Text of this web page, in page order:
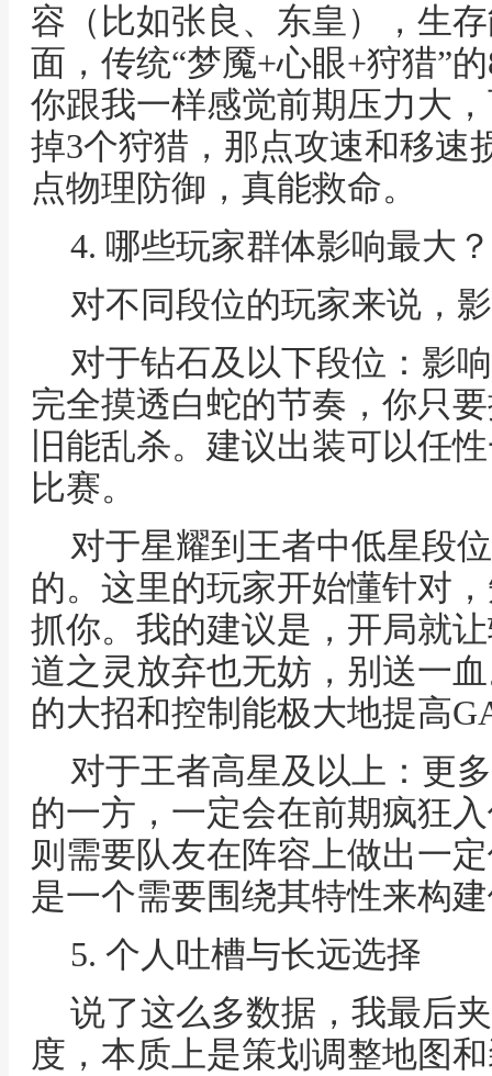
容（比如张良、东皇），生
面，传统“梦魇+心眼+狩猎”
你跟我一样感觉前期压力大
掉3个狩猎，那点攻速和移速
点物理防御，真能救命。
4. 哪些玩家群体影响最大
对不同段位的玩家来说，
对于钻石及以下段位：影
完全摸透白蛇的节奏，你只
旧能乱杀。建议出装可以任
比赛。
对于星耀到王者中低星段
的。这里的玩家开始懂针对
抓你。我的建议是，开局就
道之灵放弃也无妨，别送一
的大招和控制能极大地提高
对于王者高星及以上：更
的一方，一定会在前期疯狂
则需要队友在阵容上做出一
是一个需要围绕其特性来构
5. 个人吐槽与长远选择
说了这么多数据，我最后
度，本质上是策划调整地图